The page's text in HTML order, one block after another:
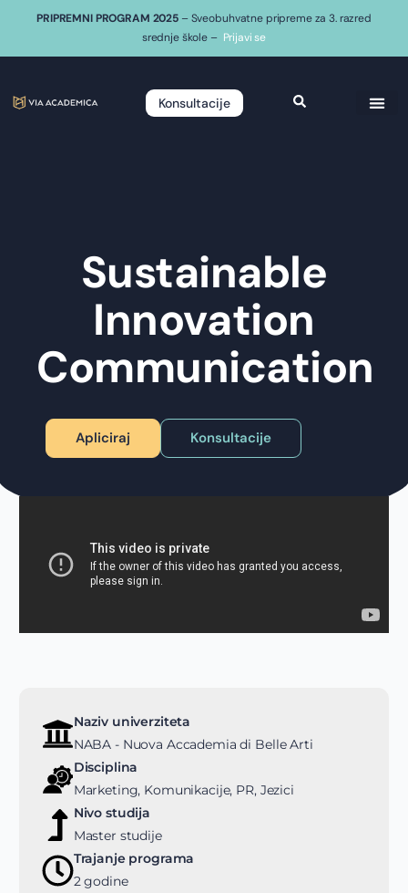
PRIPREMNI PROGRAM 2025 – Sveobuhvatne pripreme za 3. razred
srednje škole – Prijavi se
Konsultacije
Sustainable
Innovation
Communication
Apliciraj Konsultacije
Naziv univerziteta
NABA - Nuova Accademia di Belle Arti
Disciplina
Marketing, Komunikacije, PR, Jezici
Nivo studija
Master studije
Trajanje programa
2 godine